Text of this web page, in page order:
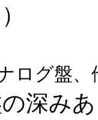
ログ盤
深み